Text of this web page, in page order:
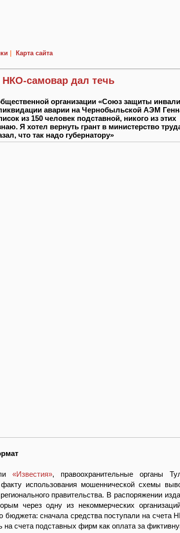
|
Карта сайта
НКО-самовар дал течь
организации «Союз защиты
аварии на Чернобыльской АЭМ
из 150 человек подставной, никого из этих
Я хотел вернуть грант в министерство
что так надо губернатору»
«Известия», правоохранительные органы
использования мошеннической схемы
правительства. В распоряжении
через одну из некоммерческих
бюджета: сначала средства поступали на счета
на счета подставных фирм как оплата за